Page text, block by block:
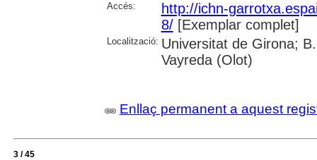
Accés:
http://ichn-
8/[Exemplar complet]
Localització: Universitat de Girona;
Vayreda (Olot)
Enllaç permanent a aquest
3 / 45